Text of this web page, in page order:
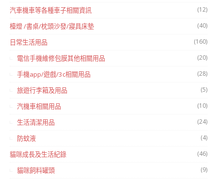
汽車機車等各種車子相關資訊 (12)
檯燈 /書桌/枕頭沙發/寢具床墊 (40)
日常生活用品 (160)
電信手機維修包膜其他相關用品 (20)
手機app/遊戲/3c相關用品 (28)
旅遊行李箱及用品 (5)
汽機車相關用品 (10)
生活清潔用品 (24)
防蚊液 (4)
貓咪成長及生活紀錄 (46)
貓咪飼料罐頭 (9)